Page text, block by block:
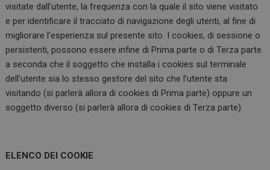
visitate dall’utente, la frequenza con la quale il sito viene visitato
e per identificare il tracciato di navigazione degli utenti, al fine di
migliorare l’esperienza sul presente sito. I cookies, di sessione o
persistenti, possono essere infine di Prima parte o di Terza parte
a seconda che il soggetto che installa i cookies sul terminale
dell’utente sia lo stesso gestore del sito che l’utente sta
visitando (si parlerà allora di cookies di Prima parte) oppure un
soggetto diverso (si parlerà allora di cookies di Terza parte).
ELENCO DEI COOKIE